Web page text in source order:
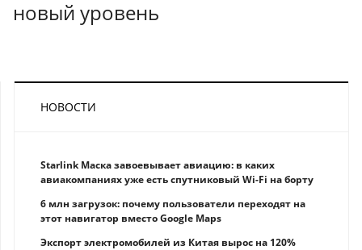
новый уровень
НОВОСТИ
Starlink Маска завоевывает авиацию: в каких
авиакомпаниях уже есть спутниковый Wi-Fi на борту
6 млн загрузок: почему пользователи переходят на
этот навигатор вместо Google Maps
Экспорт электромобилей из Китая вырос на 120%